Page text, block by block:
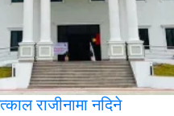
राजीनामा नदिने